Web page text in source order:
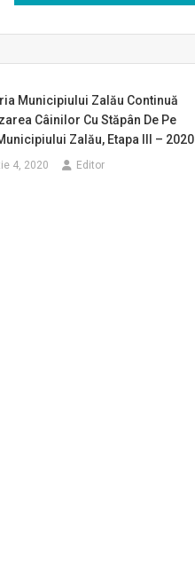
Municipiului Zalău Continuă
Câinilor Cu Stăpân De Pe
Zalău, Etapa III – 2020
4, 2020 Editor